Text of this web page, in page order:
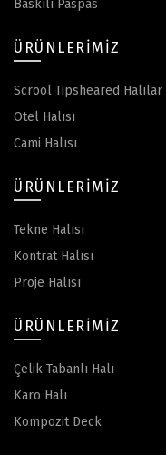
Baskılı Paspas
ÜRÜNLERIMIZ
Scrool Tipsheared Halılar
Otel Halısı
Cami Halısı
ÜRÜNLERIMIZ
Tekne Halısı
Kontrat Halısı
Proje Halısı
ÜRÜNLERIMIZ
Çelik Tabanlı Halı
Karo Halı
Kompozit Deck